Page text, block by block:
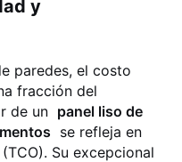
y
paredes, el costo
fracción del
de un panel liso de
se refleja en
Su excepcional